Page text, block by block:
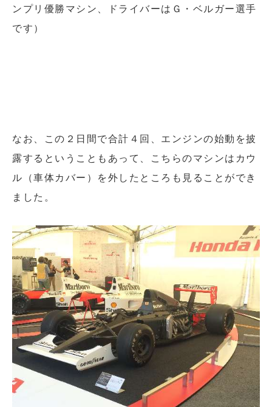
ンプリ優勝マシン、ドライバーはＧ・ベルガー選手
です）
なお、この２日間で合計４回、エンジンの始動を披
露するということもあって、こちらのマシンはカウ
ル（車体カバー）を外したところも見ることができ
ました。